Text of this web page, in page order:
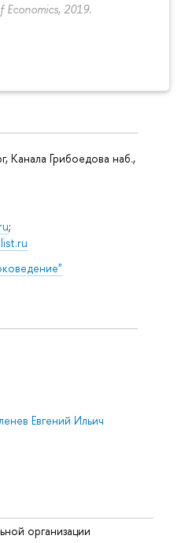
2019.
Канала Грибоедова наб.,
;
Евгений Ильич
организации